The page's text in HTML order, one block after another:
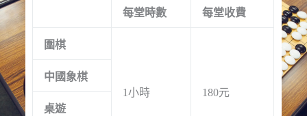
每堂時數 每堂收費
圍棋
1小時 180元
中國象棋
桌遊